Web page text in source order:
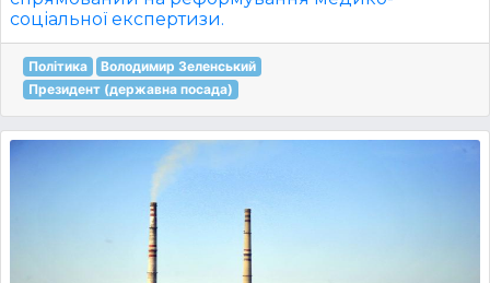
соціальної експертизи.
Політика
Володимир Зеленський
Президент (державна посада)